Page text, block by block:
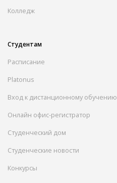
Колледж
Студентам
Расписание
Platonus
Вход к дистанционному обучению
Онлайн офис-регистратор
Студенческий дом
Студенческие новости
Конкурсы